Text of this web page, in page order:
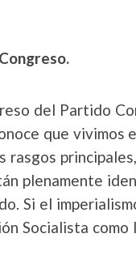
del Partido
que vivimos
plenamente
Si el
Socialista